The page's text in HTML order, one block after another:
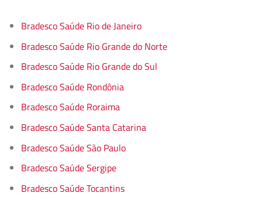
Bradesco Saúde Rio de Janeiro
Bradesco Saúde Rio Grande do Norte
Bradesco Saúde Rio Grande do Sul
Bradesco Saúde Rondônia
Bradesco Saúde Roraima
Bradesco Saúde Santa Catarina
Bradesco Saúde São Paulo
Bradesco Saúde Sergipe
Bradesco Saúde Tocantins